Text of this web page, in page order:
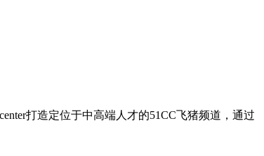
打造定位于中高端人才的51CC飞猪频道，通过